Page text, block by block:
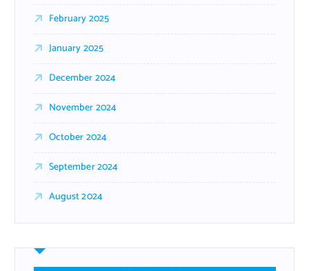
February 2025
January 2025
December 2024
November 2024
October 2024
September 2024
August 2024